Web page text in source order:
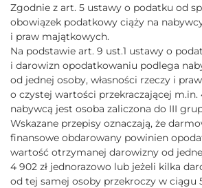
Zgodnie z art. 5 ustawy o podatku od
obowiązek podatkowy ciąży na
i praw majątkowych.
Na podstawie art. 9 ust.1 ustawy o
i darowizn opodatkowaniu podlega
od jednej osoby, własności rzeczy i
o czystej wartości przekraczającej m.in.
nabywcą jest osoba zaliczona do III
Wskazane przepisy oznaczają, że
finansowe obdarowany powinien
wartość otrzymanej darowizny od
4 902 zł jednorazowo lub jeżeli kilka
od tej samej osoby przekroczy w ciągu